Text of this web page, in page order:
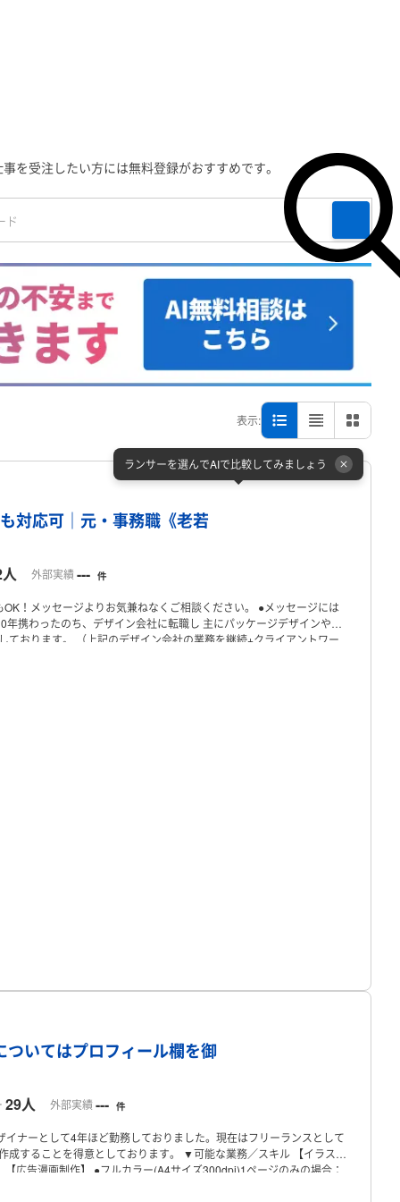
を受注したい方には無料登録がおすすめです。
検索
表示:
対応可｜元・事務職《老若
ランサーを選んでAIで比較してみましょう
外部実績--- 件
！メッセージよりお気兼ねなくご相談ください。
●メッセージには
年携わったのち、デザイン会社に転職し 主にパッケージデザインやイ
おります。
（上記のデザイン会社の業務を継続+クライアントワー
喚起イラスト
グ・キャラ設定もご提案させていただきます。
向け複数キャラクターコンテンツ /
画サムネイル / WEBサイトバナー / 販促LP
工業部品、玩具・ゲーム）
いてはプロフィール欄を御
29人 外部実績--- 件
ナーとして4年ほど勤務しておりました。現在はフリーランスとして
することを得意としております。 ▼可能な業務／スキル 【イラスト
【広告漫画制作】
●フルカラー(A4サイズ300dpi)1ページのみの場合：